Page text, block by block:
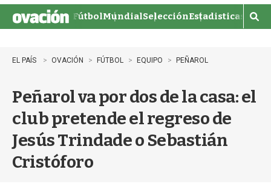
n
u
FútbolMundialSelecciónEstadisticas
M
o
r
b
EL PAÍS OVACIÓN FÚTBOL EQUIPO PEÑAROL
Peñarol va por dos de la casa: el
club pretende el regreso de
Jesús Trindade o Sebastián
Cristóforo